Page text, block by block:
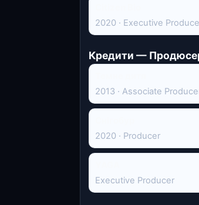
2020 · Executive
Кредити —
2013 · Associate
2020 · Producer
Executive Producer